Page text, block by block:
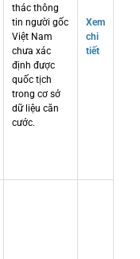
thác thông
tin người gốc
Việt Nam
chưa xác
định được
quốc tịch
trong cơ sở
dữ liệu căn
cước.
Xem
chi
tiết